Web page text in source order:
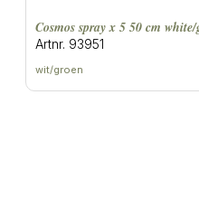
cosmos spray x 5 50 cm
Artnr. 93951
wit/groen